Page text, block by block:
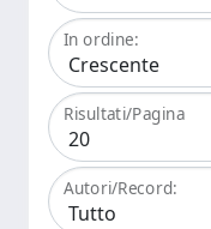
In ordine:
Risultati/Pagina
Autori/Record: